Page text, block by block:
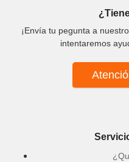
¡Envía tu pegunta a
intentaremos